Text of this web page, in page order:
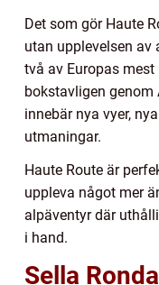
Det som gör Haute
utan upplevelsen
två av Europas
bokstavligen genom
innebär nya vyer,
utmaningar.
Haute Route är
uppleva något mer
alpäventyr där
i hand.
Sella